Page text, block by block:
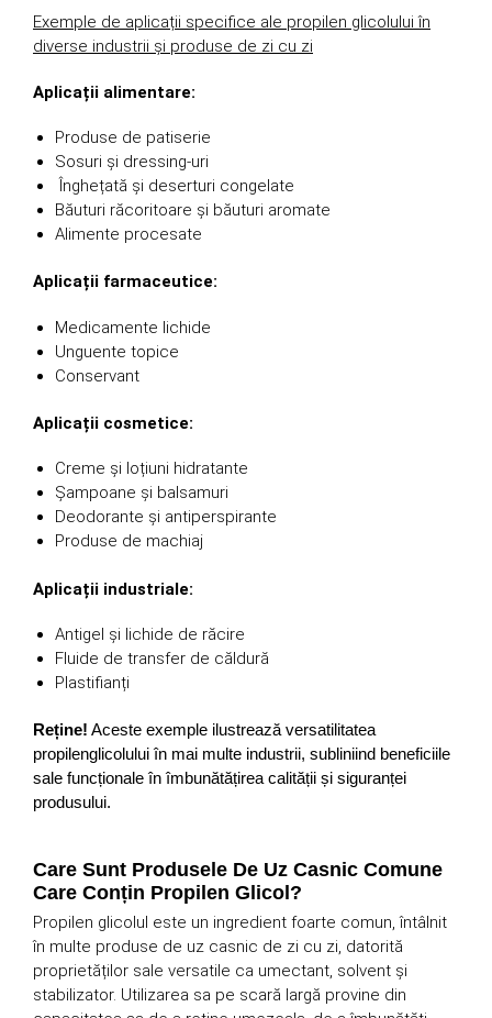
Exemple de aplicații specifice ale propilen glicolului în
diverse industrii și produse de zi cu zi
Aplicații alimentare:
Produse de patiserie
Sosuri și dressing-uri
Înghețată și deserturi congelate
Băuturi răcoritoare și băuturi aromate
Alimente procesate
Aplicații farmaceutice:
Medicamente lichide
Unguente topice
Conservant
Aplicații cosmetice:
Creme și loțiuni hidratante
Șampoane și balsamuri
Deodorante și antiperspirante
Produse de machiaj
Aplicații industriale:
Antigel și lichide de răcire
Fluide de transfer de căldură
Plastifianți
Reține! Aceste exemple ilustrează versatilitatea
propilenglicolului în mai multe industrii, subliniind beneficiile
sale funcționale în îmbunătățirea calității și siguranței
produsului.
Care Sunt Produsele De Uz Casnic Comune
Care Conțin Propilen Glicol?
Propilen glicolul este un ingredient foarte comun, întâlnit
în multe produse de uz casnic de zi cu zi, datorită
proprietăților sale versatile ca umectant, solvent și
stabilizator. Utilizarea sa pe scară largă provine din